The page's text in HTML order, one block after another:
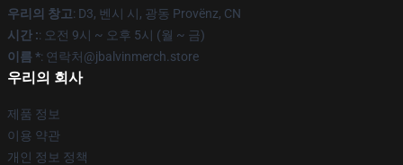
우리의 창고: D3, 벤시 시, 광동 Provënz, CN
시간 :: 오전 9시 ~ 오후 5시 (월 ~ 금)
이름 *: 연락처@jbalvinmerch.store
우리의 회사
제품 정보
이용 약관
개인 정보 정책